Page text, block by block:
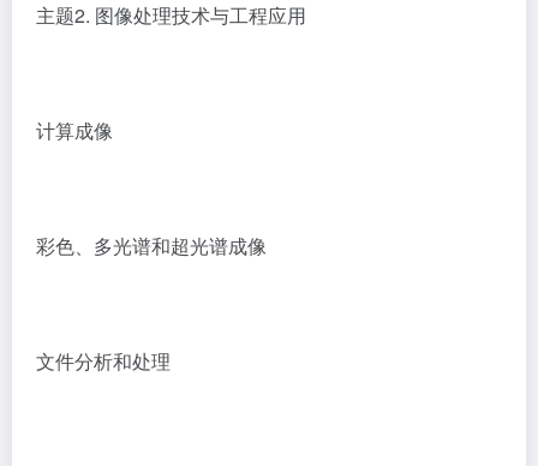
主题2. 图像处理技术与工程应用
计算成像
彩色、多光谱和超光谱成像
文件分析和处理